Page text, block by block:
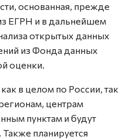
основанная, прежде
ЕГРН и в дальнейшем
открытых данных
из Фонда данных
оценки.
в целом по России, так
центрам
пунктам и будут
планируется